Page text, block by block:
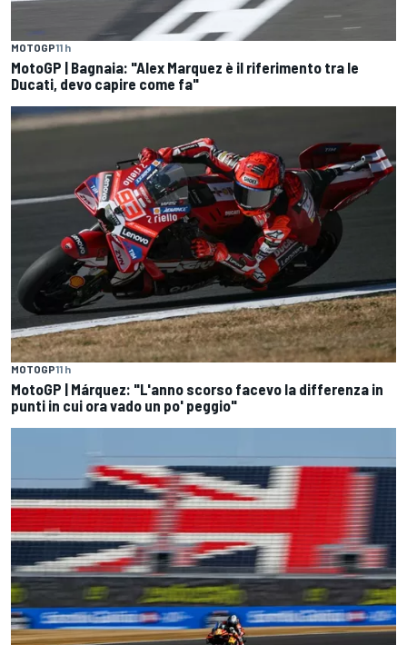
MOTOGP11 h
MotoGP | Bagnaia: "Alex Marquez è il riferimento tra le
Ducati, devo capire come fa"
MOTOGP11 h
MotoGP | Márquez: "L'anno scorso facevo la differenza in
punti in cui ora vado un po' peggio"